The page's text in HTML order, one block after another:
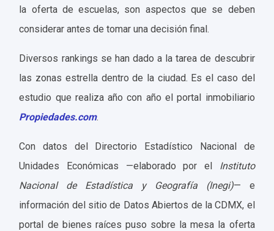
la oferta de escuelas, son aspectos que se deben
considerar antes de tomar una decisión final.
Diversos rankings se han dado a la tarea de descubrir
las zonas estrella dentro de la ciudad. Es el caso del
estudio que realiza año con año el portal inmobiliario
Propiedades.com.
Con datos del Directorio Estadístico Nacional de
Unidades Económicas —elaborado por el Instituto
Nacional de Estadística y Geografía (Inegi)— e
información del sitio de Datos Abiertos de la CDMX, el
portal de bienes raíces puso sobre la mesa la oferta